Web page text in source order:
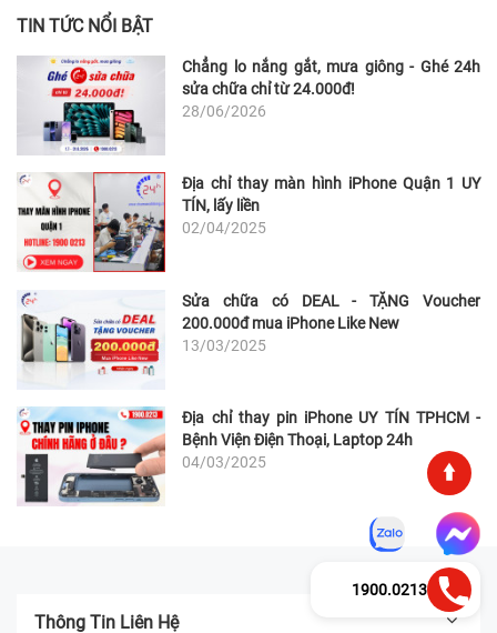
TIN TỨC NỔI BẬT
Chẳng lo nắng gắt, mưa giông - Ghé 24h
sửa chữa chỉ từ 24.000đ!
28/06/2026
Địa chỉ thay màn hình iPhone Quận 1 UY
TÍN, lấy liền
02/04/2025
Sửa chữa có DEAL - TẶNG Voucher
200.000đ mua iPhone Like New
13/03/2025
Địa chỉ thay pin iPhone UY TÍN TPHCM -
Bệnh Viện Điện Thoại, Laptop 24h
04/03/2025
Thông Tin Liên Hệ
1900.0213